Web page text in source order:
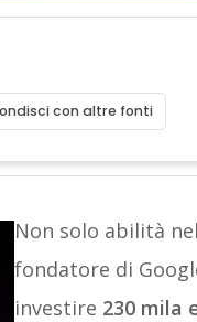
con altre fonti
Non solo abilità
fondatore di
investire 230 mila